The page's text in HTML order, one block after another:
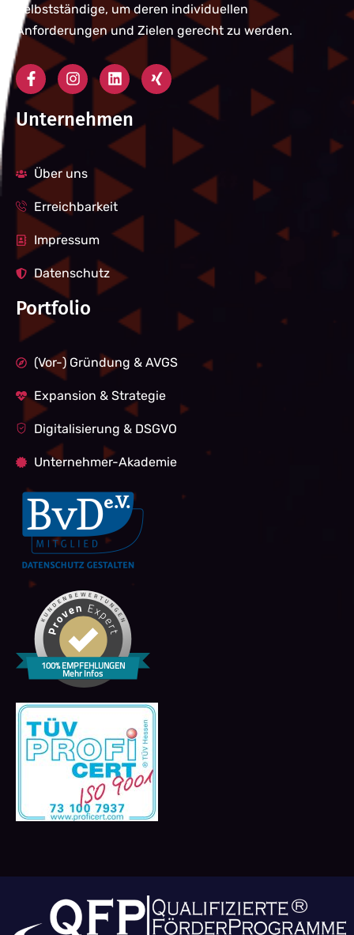
Selbstständige, um deren individuellen
Anforderungen und Zielen gerecht zu werden.
Unternehmen
Über uns
Erreichbarkeit
Impressum
Datenschutz
Portfolio
(Vor-) Gründung & AVGS
Expansion & Strategie
Digitalisierung & DSGVO
Unternehmer-Akademie
100% EMPFEHLUNGEN
Mehr Infos